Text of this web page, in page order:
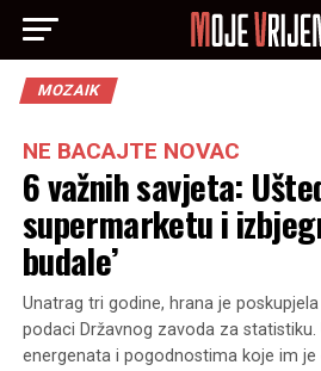
MOZAIK
NE BACAJTE NOVAC
6 važnih savjeta:
supermarketu i
budale’
Unatrag tri godine, hrana je
podaci Državnog zavoda za
energenata i pogodnostima koje im je